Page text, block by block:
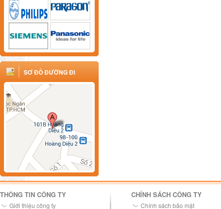
SƠ ĐỒ ĐƯỜNG ĐI
THÔNG TIN CÔNG TY
Giới thiệu công ty
CHÍNH SÁCH CÔNG TY
Chính sách bảo mật